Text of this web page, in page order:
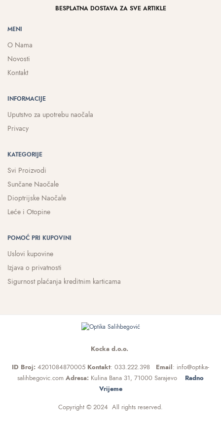
BESPLATNA DOSTAVA ZA SVE ARTIKLE
MENI
O Nama
Novosti
Kontakt
INFORMACIJE
Uputstvo za upotrebu naočala
Privacy
KATEGORIJE
Svi Proizvodi
Sunčane Naočale
Dioptrijske Naočale
Leće i Otopine
POMOĆ PRI KUPOVINI
Uslovi kupovine
Izjava o privatnosti
Sigurnost plaćanja kreditnim karticama
Kocka d.o.o.
ID Broj: 4201084870005Kontakt: 033.222.398 Email: info@optika-
salihbegovic.com Adresa: Kulina Bana 31, 71000 Sarajevo
Radno
Vrijeme
Copyright © 2024 All rights reserved.